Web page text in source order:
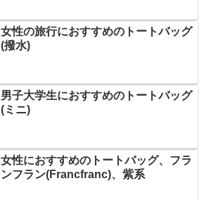
女性の旅行におすすめのトートバッグ
(撥水)
男子大学生におすすめのトートバッグ
(ミニ)
女性におすすめのトートバッグ、フラ
ンフラン(Francfranc)、紫系